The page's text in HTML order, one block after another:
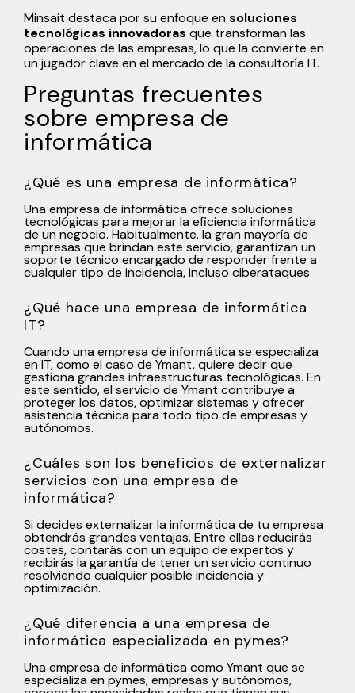
Minsait destaca por su enfoque en soluciones
tecnológicas innovadoras que transforman las
operaciones de las empresas, lo que la convierte en
un jugador clave en el mercado de la consultoría IT.
Preguntas frecuentes
sobre empresa de
informática
¿Qué es una empresa de informática?
Una empresa de informática ofrece soluciones
tecnológicas para mejorar la eficiencia informática
de un negocio. Habitualmente, la gran mayoría de
empresas que brindan este servicio, garantizan un
soporte técnico encargado de responder frente a
cualquier tipo de incidencia, incluso ciberataques.
¿Qué hace una empresa de informática
IT?
Cuando una empresa de informática se especializa
en IT, como el caso de Ymant, quiere decir que
gestiona grandes infraestructuras tecnológicas. En
este sentido, el servicio de Ymant contribuye a
proteger los datos, optimizar sistemas y ofrecer
asistencia técnica para todo tipo de empresas y
autónomos.
¿Cuáles son los beneficios de externalizar
servicios con una empresa de
informática?
Si decides externalizar la informática de tu empresa
obtendrás grandes ventajas. Entre ellas reducirás
costes, contarás con un equipo de expertos y
recibirás la garantía de tener un servicio continuo
resolviendo cualquier posible incidencia y
optimización.
¿Qué diferencia a una empresa de
informática especializada en pymes?
Una empresa de informática como Ymant que se
especializa en pymes, empresas y autónomos,